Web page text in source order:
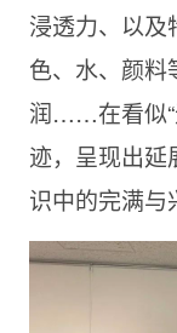
浸透力、以及
色、水、颜料
润……在看似“
迹，呈现出延
识中的完满与